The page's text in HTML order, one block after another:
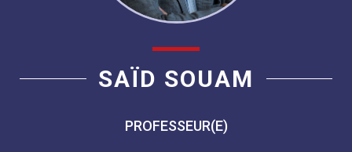
SAÏD SOUAM
PROFESSEUR(E)